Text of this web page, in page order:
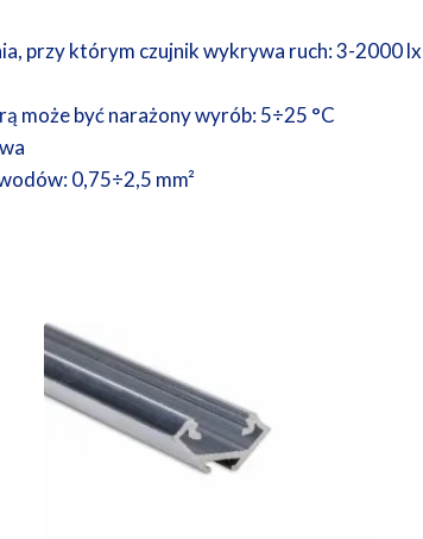
przy którym czujnik wykrywa ruch: 3-2000 lx
może być narażony wyrób: 5÷25 °C
0,75÷2,5 mm²